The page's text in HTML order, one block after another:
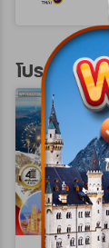
โปรแกรมทั